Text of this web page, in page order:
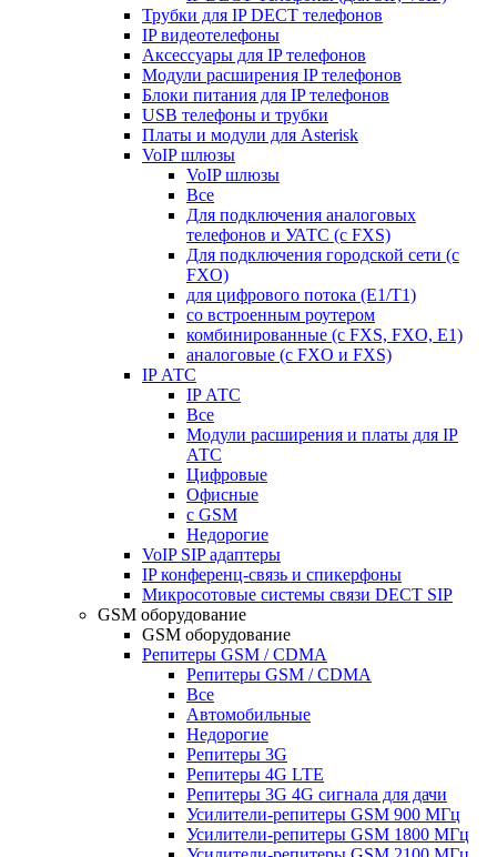
Трубки для IP DECT телефонов
IP видеотелефоны
Аксессуары для IP телефонов
Модули расширения IP телефонов
Блоки питания для IP телефонов
USB телефоны и трубки
Платы и модули для Asterisk
VoIP шлюзы
VoIP шлюзы
Все
Для подключения аналоговых
телефонов и УАТС (с FXS)
Для подключения городской сети (с
FXO)
для цифрового потока (E1/T1)
со встроенным роутером
комбинированные (c FXS, FXO, E1)
аналоговые (с FXO и FXS)
IP АТС
IP АТС
Все
Модули расширения и платы для IP
АТС
Цифровые
Офисные
с GSM
Недорогие
VoIP SIP адаптеры
IP конференц-связь и спикерфоны
Микросотовые системы связи DECT SIP
GSM оборудование
GSM оборудование
Репитеры GSM / CDMA
Репитеры GSM / CDMA
Все
Автомобильные
Недорогие
Репитеры 3G
Репитеры 4G LTE
Репитеры 3G 4G сигнала для дачи
Усилители-репитеры GSM 900 МГц
Усилители-репитеры GSM 1800 МГц